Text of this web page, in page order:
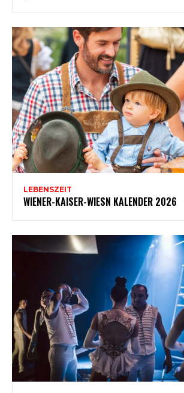
LEBENSZEIT
WIENER-KAISER-WIESN KALENDER 2026